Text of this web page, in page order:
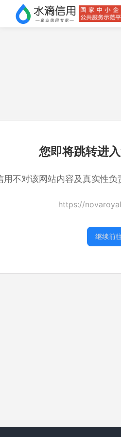
您即将跳转进
用不对该网站内容及真实性
https://
继续前